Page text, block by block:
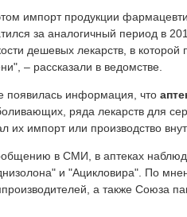
импорт продукции
за аналогичный период в
дешевых лекарств, в
– рассказали в ведомстве.
появилась информация, что
ряда лекарств для
их импорт или производство
в СМИ, в аптеках
и "Ацикловира". По
а также Союза